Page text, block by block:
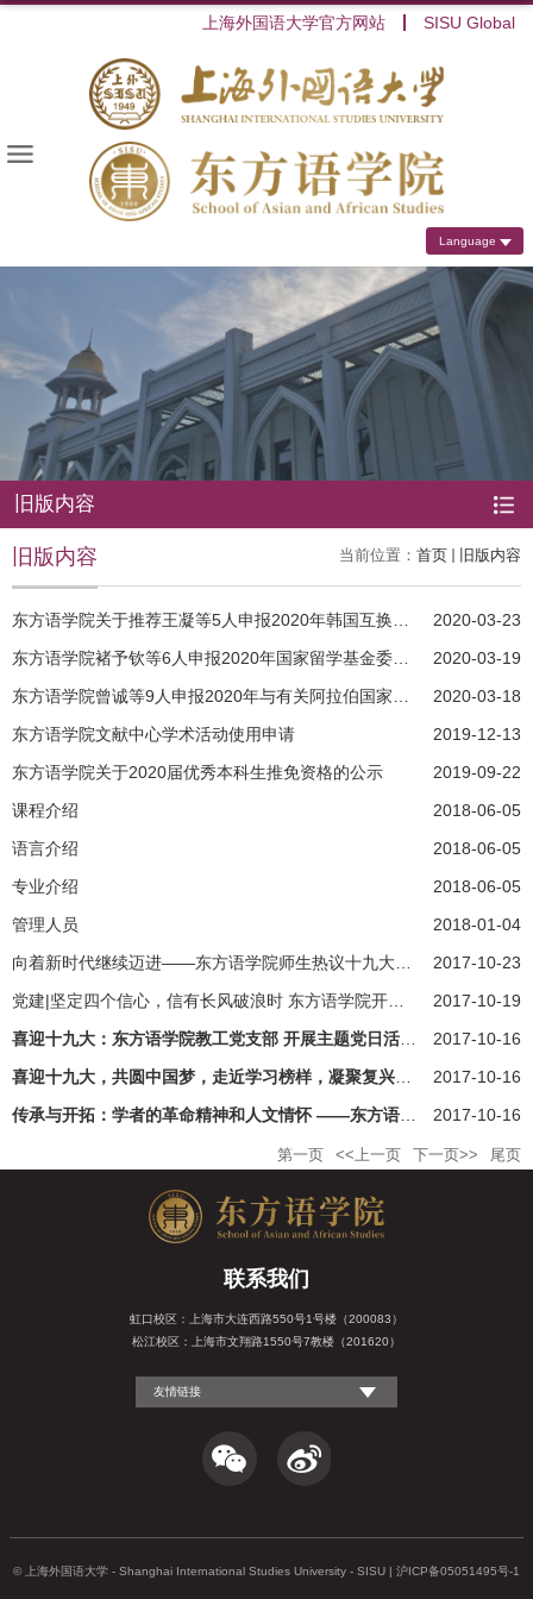
上海外国语大学官方网站 SISU Global
Language
旧版内容
当前位置： 首页 旧版内容
旧版内容
东方语学院关于推荐王凝等5人申报2020年韩国互换奖学金项目出国...
2020-03-23
东方语学院褚予钦等6人申报2020年国家留学基金委坦桑尼亚政府互...
2020-03-19
东方语学院曾诚等9人申报2020年与有关阿拉伯国家互换奖学金项目...
2020-03-18
东方语学院文献中心学术活动使用申请
2019-12-13
东方语学院关于2020届优秀本科生推免资格的公示
2019-09-22
课程介绍
2018-06-05
语言介绍
2018-06-05
专业介绍
2018-06-05
管理人员
2018-01-04
向着新时代继续迈进——东方语学院师生热议十九大报告
2017-10-23
党建|坚定四个信心，信有长风破浪时 东方语学院开展”大国外交”...
2017-10-19
喜迎十九大：东方语学院教工党支部 开展主题党日活动加强党员教...
2017-10-16
喜迎十九大，共圆中国梦，走近学习榜样，凝聚复兴力量 ——东方语...
2017-10-16
传承与开拓：学者的革命精神和人文情怀 ——东方语学院博士生党支...
2017-10-16
第一页 <<上一页 下一页>> 尾页
联系我们
虹口校区：上海市大连西路550号1号楼（200083）
松江校区：上海市文翔路1550号7教楼（201620）
友情链接
© 上海外国语大学 - Shanghai International Studies University - SISU | 沪ICP备05051495号-1